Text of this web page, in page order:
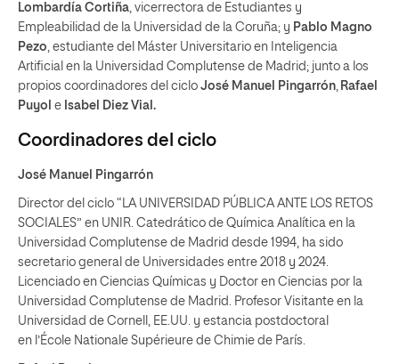
Lombardía Cortiña , vicerrectora de Estudiantes y
Empleabilidad de la Universidad de la Coruña; y Pablo Magno
Pezo , estudiante del Máster Universitario en Inteligencia
Artificial en la Universidad Complutense de Madrid; junto a los
propios coordinadores del ciclo José Manuel Pingarrón Rafael
Puyol e Isabel Diez Vial.
Coordinadores del ciclo
José Manuel Pingarrón
Director del ciclo “LA UNIVERSIDAD PÚBLICA ANTE LOS RETOS
SOCIALES” en UNIR. Catedrático de Química Analítica en la
Universidad Complutense de Madrid desde 1994, ha sido
secretario general de Universidades entre 2018 y 2024.
Licenciado en Ciencias Químicas y Doctor en Ciencias por la
Universidad Complutense de Madrid. Profesor Visitante en la
Universidad de Cornell, EE.UU. y estancia postdoctoral
en l’École Nationale Supérieure de Chimie de París.